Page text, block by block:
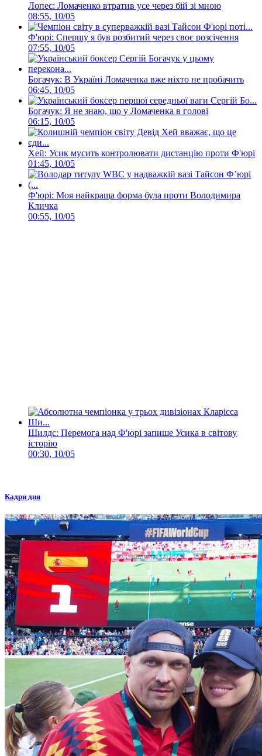
Лопес: Ломаченко втратив усе через бій зі мною
08:55, 10/05
Ф'юрі: Спершу я був розбитий через своє розсічення
07:55, 10/05
Богачук: В Україні Ломаченка вже ніхто не пробачить
06:45, 10/05
Богачук: Я не знаю, що у Ломаченка в голові
06:15, 10/05
Хей: Усик мусить контролювати дистанцію проти Ф'юрі
01:45, 10/05
Ф'юрі: Моя найкраща форма була проти Володимира
Кличка
00:55, 10/05
Шилдс: Перемога над Ф'юрі запише Усика в світову
історію
00:30, 10/05
Кадри дня